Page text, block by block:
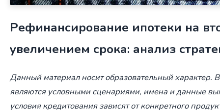
Рефинансирование ипотеки на
увеличением срока: анализ
Данный материал носит образовательный характер.
являются условными сценариями, имена и данные
условия кредитования зависят от конкретного